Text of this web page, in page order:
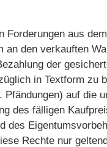
aus
an den verkauften
der
in Textform zu
auf die
des fälligen
des
Rechte nur